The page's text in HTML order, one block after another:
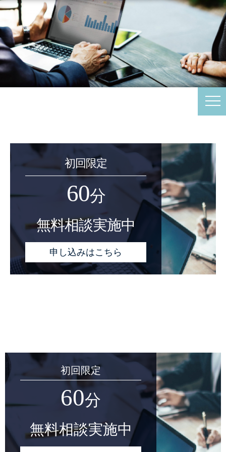
初回限定
60分
無料相談実施中
申し込みはこちら
初回限定
60分
無料相談実施中